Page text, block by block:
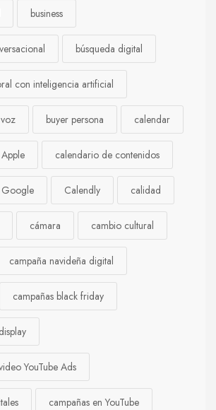
business
búsqueda digital
con inteligencia artificial
buyer persona calendar
calendario de contenidos
Calendly calidad
cámara cambio cultural
campaña navideña digital
campañas black friday
YouTube Ads
campañas en YouTube